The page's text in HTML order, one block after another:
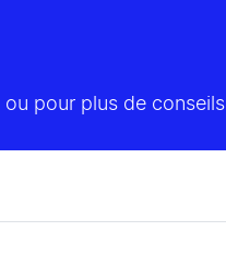
pour plus de conseils